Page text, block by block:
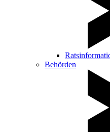
Behörden